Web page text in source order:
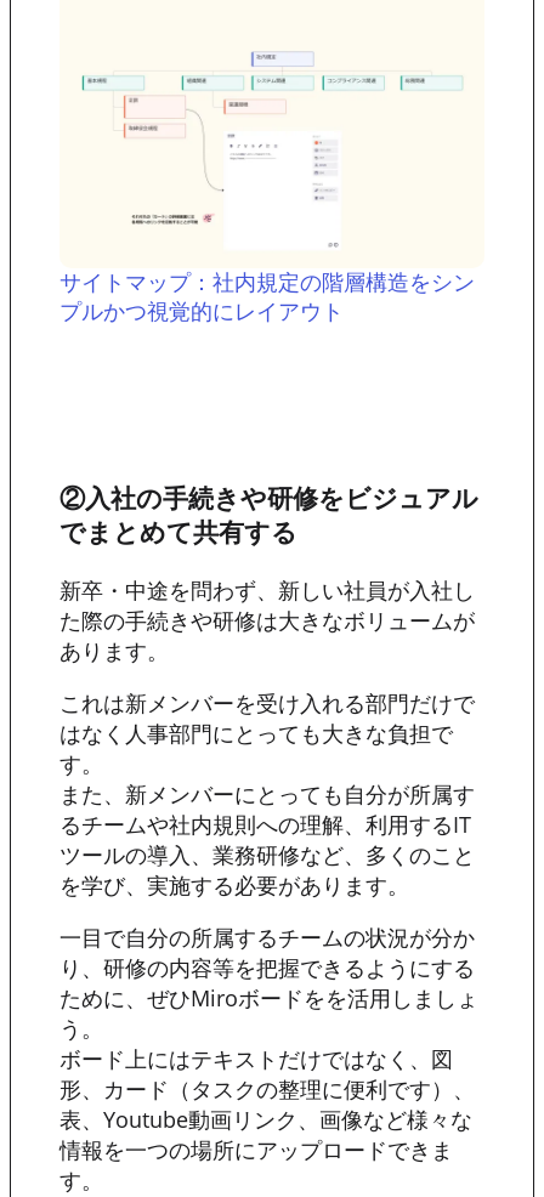
サイトマップ：社内規定の階層構造をシン
プルかつ視覚的にレイアウト
②入社の手続きや研修をビジュアル
でまとめて共有する
新卒・中途を問わず、新しい社員が入社し
た際の手続きや研修は大きなボリュームが
あります。
これは新メンバーを受け入れる部門だけで
はなく人事部門にとっても大きな負担で
す。
また、新メンバーにとっても自分が所属す
るチームや社内規則への理解、利用するIT
ツールの導入、業務研修など、多くのこと
を学び、実施する必要があります。
一目で自分の所属するチームの状況が分か
り、研修の内容等を把握できるようにする
ために、ぜひMiroボードをを活用しましょ
う。
ボード上にはテキストだけではなく、図
形、カード（タスクの整理に便利です）、
表、Youtube動画リンク、画像など様々な
情報を一つの場所にアップロードできま
す。